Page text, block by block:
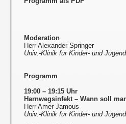
Moderation
Herr Alexander Springer
Univ.-Klinik für Kinder- und
Programm
19:00 – 19:15 Uhr
Harnwegsinfekt – Wann soll
Herr Amer Jamous
Univ.-Klinik für Kinder- und